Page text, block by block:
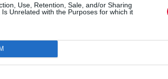
Use, Retention, Sale, and/or Sharing
Unrelated with the Purposes for which it